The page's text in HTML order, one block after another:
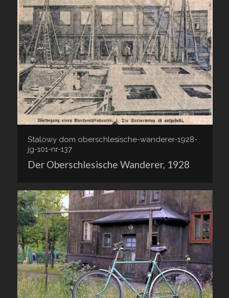
Stalowy dom oberschlesische-wanderer-1928-
jg-101-nr-137
Der Oberschlesische Wanderer, 1928